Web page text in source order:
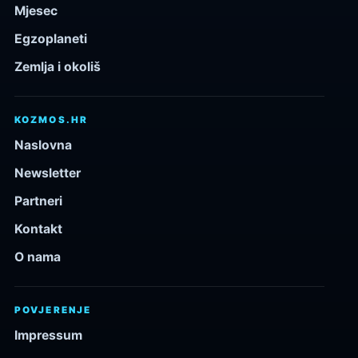
Mjesec
Egzoplaneti
Zemlja i okoliš
KOZMOS.HR
Naslovna
Newsletter
Partneri
Kontakt
O nama
POVJERENJE
Impressum